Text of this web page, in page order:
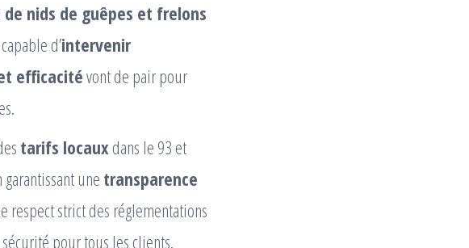
nids de guêpes et frelons
d’intervenir
efficacitévont de pair pour
tarifs locauxdans le 93 et
une transparence
respect strict des réglementations
pour tous les clients.